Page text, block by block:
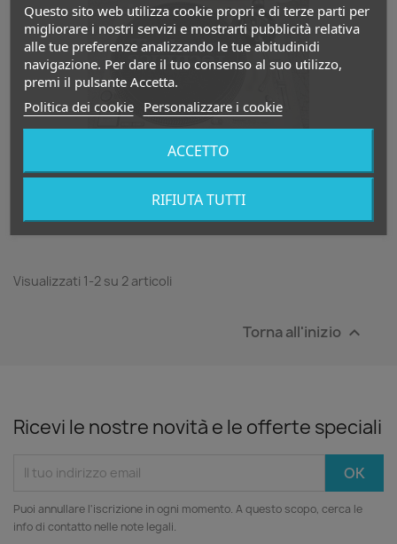
Technics SL-1200MK5
Visualizzati 1-2 su 2 articoli
Torna all'inizio 
Ricevi le nostre novità e le offerte speciali
Puoi annullare l'iscrizione in ogni momento. A questo scopo, cerca le
info di contatto nelle note legali.
Questo sito web utilizza cookie propri e di terze parti per
migliorare i nostri servizi e mostrarti pubblicità relativa
alle tue preferenze analizzando le tue abitudinidi
navigazione. Per dare il tuo consenso al suo utilizzo,
premi il pulsante Accetta.
Politica dei cookie
Personalizzare i cookie
RIFIUTA TUTTI
ACCETTO